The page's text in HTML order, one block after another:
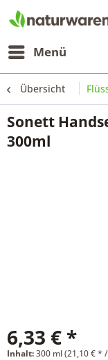
Menü
Übersicht
Sonett
300ml
6,33 € *
Inhalt:300 ml (21,10 € *